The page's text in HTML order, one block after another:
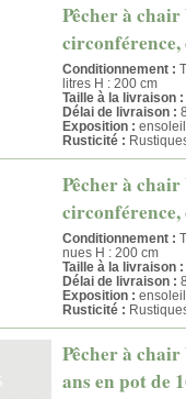
Pêcher à
circonférence,
Conditionnement :
litres H : 200 cm
Taille à la livraison :
Délai de livraison :
Exposition :
Rusticité :
Pêcher à
circonférence,
Conditionnement :
nues H : 200 cm
Taille à la livraison :
Délai de livraison :
Exposition :
Rusticité :
Pêcher à
ans en pot de